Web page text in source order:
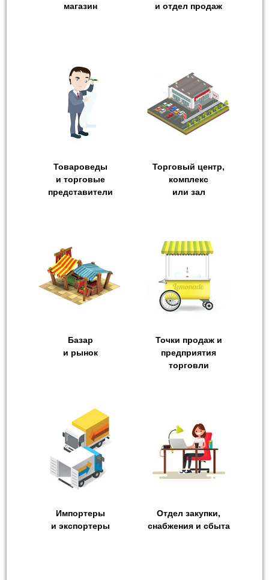
магазин
и отдел продаж
Товароведы
и торговые
представители
Торговый центр,
комплекс
или зал
Базар
и рынок
Точки продаж и
предприятия
торговли
Импортеры
и экспортеры
Отдел закупки,
снабжения и сбыта